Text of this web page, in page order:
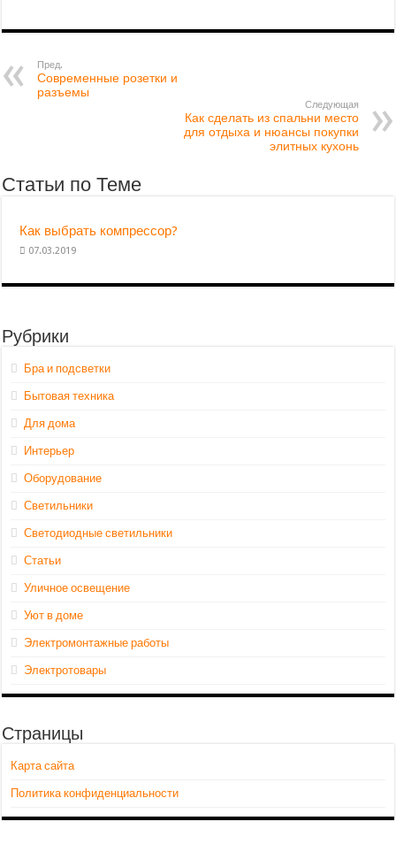
Пред.
Современные розетки и
разъемы
Следующая
Как сделать из спальни место
для отдыха и нюансы покупки
элитных кухонь
Статьи по Теме
Как выбрать компрессор?
07.03.2019
Рубрики
Бра и подсветки
Бытовая техника
Для дома
Интерьер
Оборудование
Светильники
Светодиодные светильники
Статьи
Уличное освещение
Уют в доме
Электромонтажные работы
Электротовары
Страницы
Карта сайта
Политика конфиденциальности